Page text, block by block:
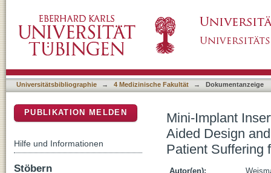
Aided Manufacturing in an Adolescent
Universitätsbibliographie → 4 Medizinische Fakultät → Dokumentanzeige
Mini-Implant
Aided Design
Patient Suffering
Autor(en):
PUBLIKATION MELDEN
Hilfe und Informationen
Stöbern